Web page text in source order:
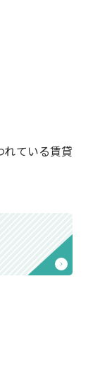
ている賃貸